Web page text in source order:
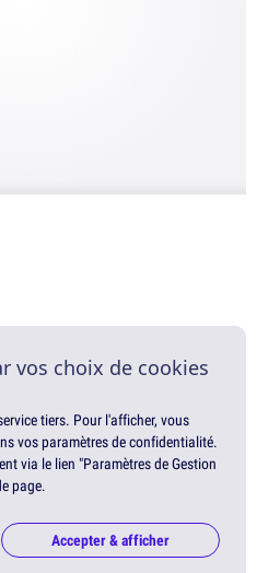
vos choix de cookies
tiers. Pour l'afficher, vous
vos paramètres de confidentialité.
via le lien "Paramètres de Gestion
page.
Accepter & afficher